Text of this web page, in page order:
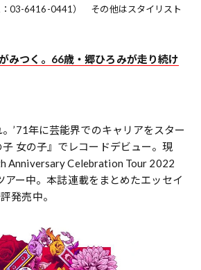
：03-6416-0441） その他はスタイリスト
みつく。66歳・郷ひろみが走り続け
’71年に芸能界でのキャリアをスター
子 女の子』でレコードデビュー。現
Anniversary Celebration Tour 2022
アー中。本誌連載をまとめたエッセイ
発売中。